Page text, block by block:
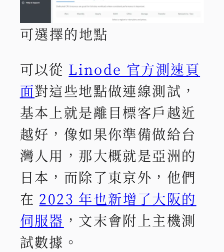
可選擇的地點
可以從 Linode 官方測速頁
面對這些地點做連線測試，
基本上就是離目標客戶越近
越好，像如果你準備做給台
灣人用，那大概就是亞洲的
日本，而除了東京外，他們
在 2023 年也新增了大阪的
伺服器 ，文末會附上主機測
試數據。